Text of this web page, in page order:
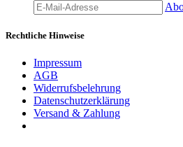
Rechtliche Hinweise
Impressum
AGB
Widerrufsbelehrung
Datenschutzerklärung
Versand & Zahlung